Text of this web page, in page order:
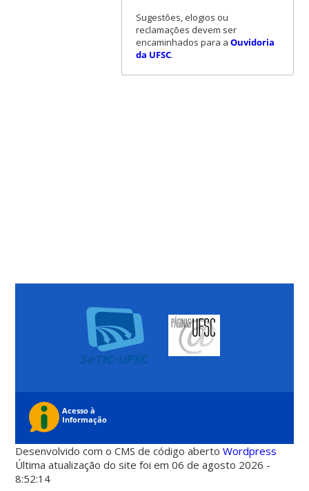
Sugestões, elogios ou
reclamações devem ser
encaminhados para a Ouvidoria
da UFSC.
Desenvolvido com o CMS de código abertoWordpress
Última atualização do site foi em 06 de agosto 2026 -
8:52:14